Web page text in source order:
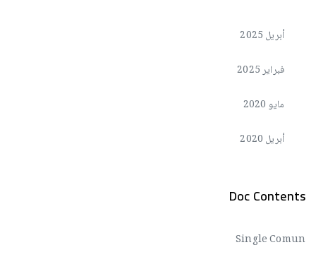
أبريل 2025
فبراير 2025
مايو 2020
أبريل 2020
Doc Contents
Single Comun